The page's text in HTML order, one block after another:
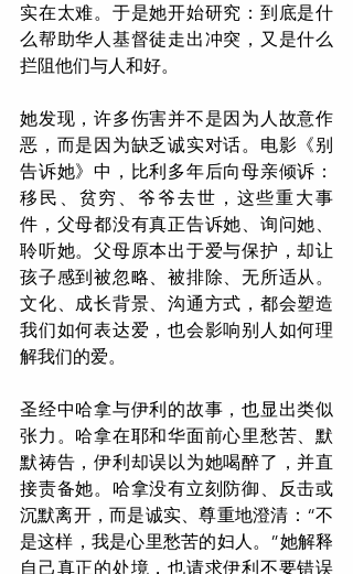
实在太难。于是她开始研究：到底是什
么帮助华人基督徒走出冲突，又是什么
拦阻他们与人和好。
她发现，许多伤害并不是因为人故意作
恶，而是因为缺乏诚实对话。电影《别
告诉她》中，比利多年后向母亲倾诉：
移民、贫穷、爷爷去世，这些重大事
件，父母都没有真正告诉她、询问她、
聆听她。父母原本出于爱与保护，却让
孩子感到被忽略、被排除、无所适从。
文化、成长背景、沟通方式，都会塑造
我们如何表达爱，也会影响别人如何理
解我们的爱。
圣经中哈拿与伊利的故事，也显出类似
张力。哈拿在耶和华面前心里愁苦、默
默祷告，伊利却误以为她喝醉了，并直
接责备她。哈拿没有立刻防御、反击或
沉默离开，而是诚实、尊重地澄清：“不
是这样，我是心里愁苦的妇人。”她解释
自己真正的处境，也请求伊利不要错误